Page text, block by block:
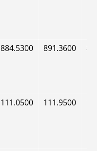
884.5300 891.3600
111.0500 111.9500